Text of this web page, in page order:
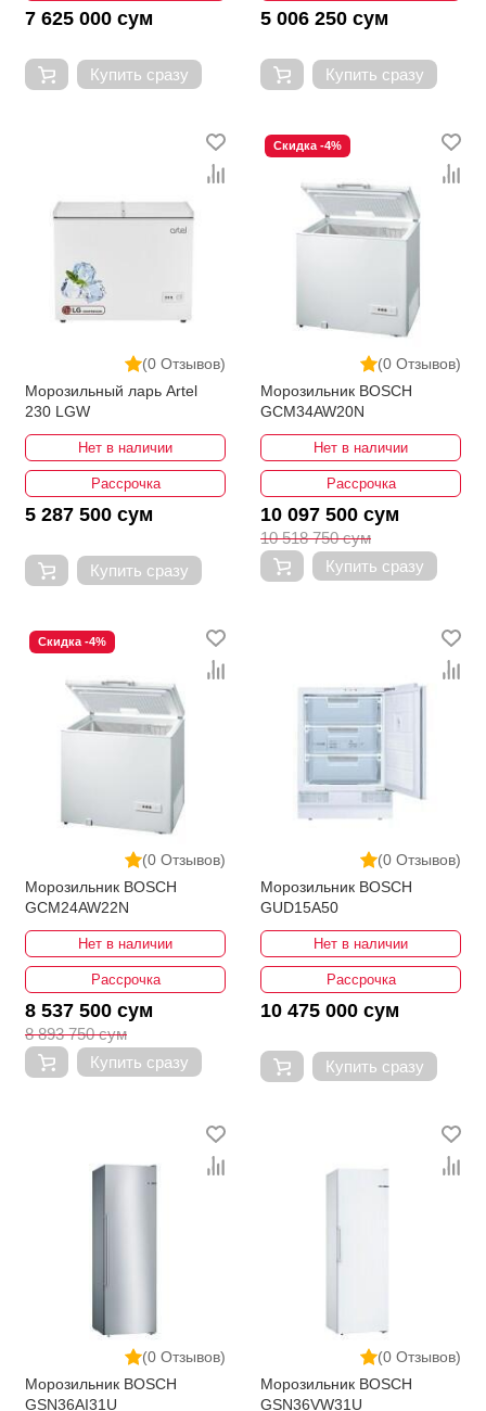
7 625 000 сум
Купить сразу
5 006 250 сум
Купить сразу
(0 Отзывов)
Морозильный ларь Artel
230 LGW
Нет в наличии
Рассрочка
5 287 500 сум
Купить сразу
(0 Отзывов)
Скидка -4%
Морозильник BOSCH
GCM34AW20N
Нет в наличии
Рассрочка
10 097 500 сум
10 518 750 сум
Купить сразу
(0 Отзывов)
Скидка -4%
Морозильник BOSCH
GCM24AW22N
Нет в наличии
Рассрочка
8 537 500 сум
8 893 750 сум
Купить сразу
(0 Отзывов)
Морозильник BOSCH
GUD15A50
Нет в наличии
Рассрочка
10 475 000 сум
Купить сразу
(0 Отзывов)
Морозильник BOSCH
GSN36AI31U
(0 Отзывов)
Морозильник BOSCH
GSN36VW31U